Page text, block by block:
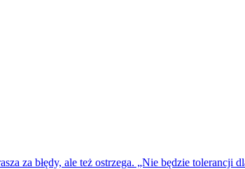
za błędy, ale też ostrzega. „Nie będzie tolerancji